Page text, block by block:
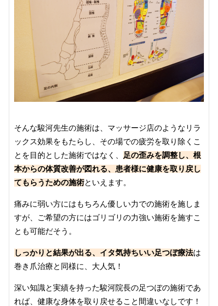
そんな駿河先生の施術は、マッサージ店のようなリラ
ックス効果をもたらし、その場での疲労を取り除くこ
とを目的とした施術ではなく、
足の歪みを調整し、 根
本からの体質改善が図れる、患者様に健康を取り戻し
てもらうための施術といえます。
痛みに弱い方にはもちろん優しい力での施術を施しま
すが、ご希望の方にはゴリゴリの力強い施術を施すこ
とも可能だそう。
しっかりと結果が出る、イタ気持ちいい足つぼ療法は
巻き爪治療と同様に、大人気！
深い知識と実績を持った駿河院長の足つぼの施術であ
れば、健康な身体を取り戻せること間違いなしです！